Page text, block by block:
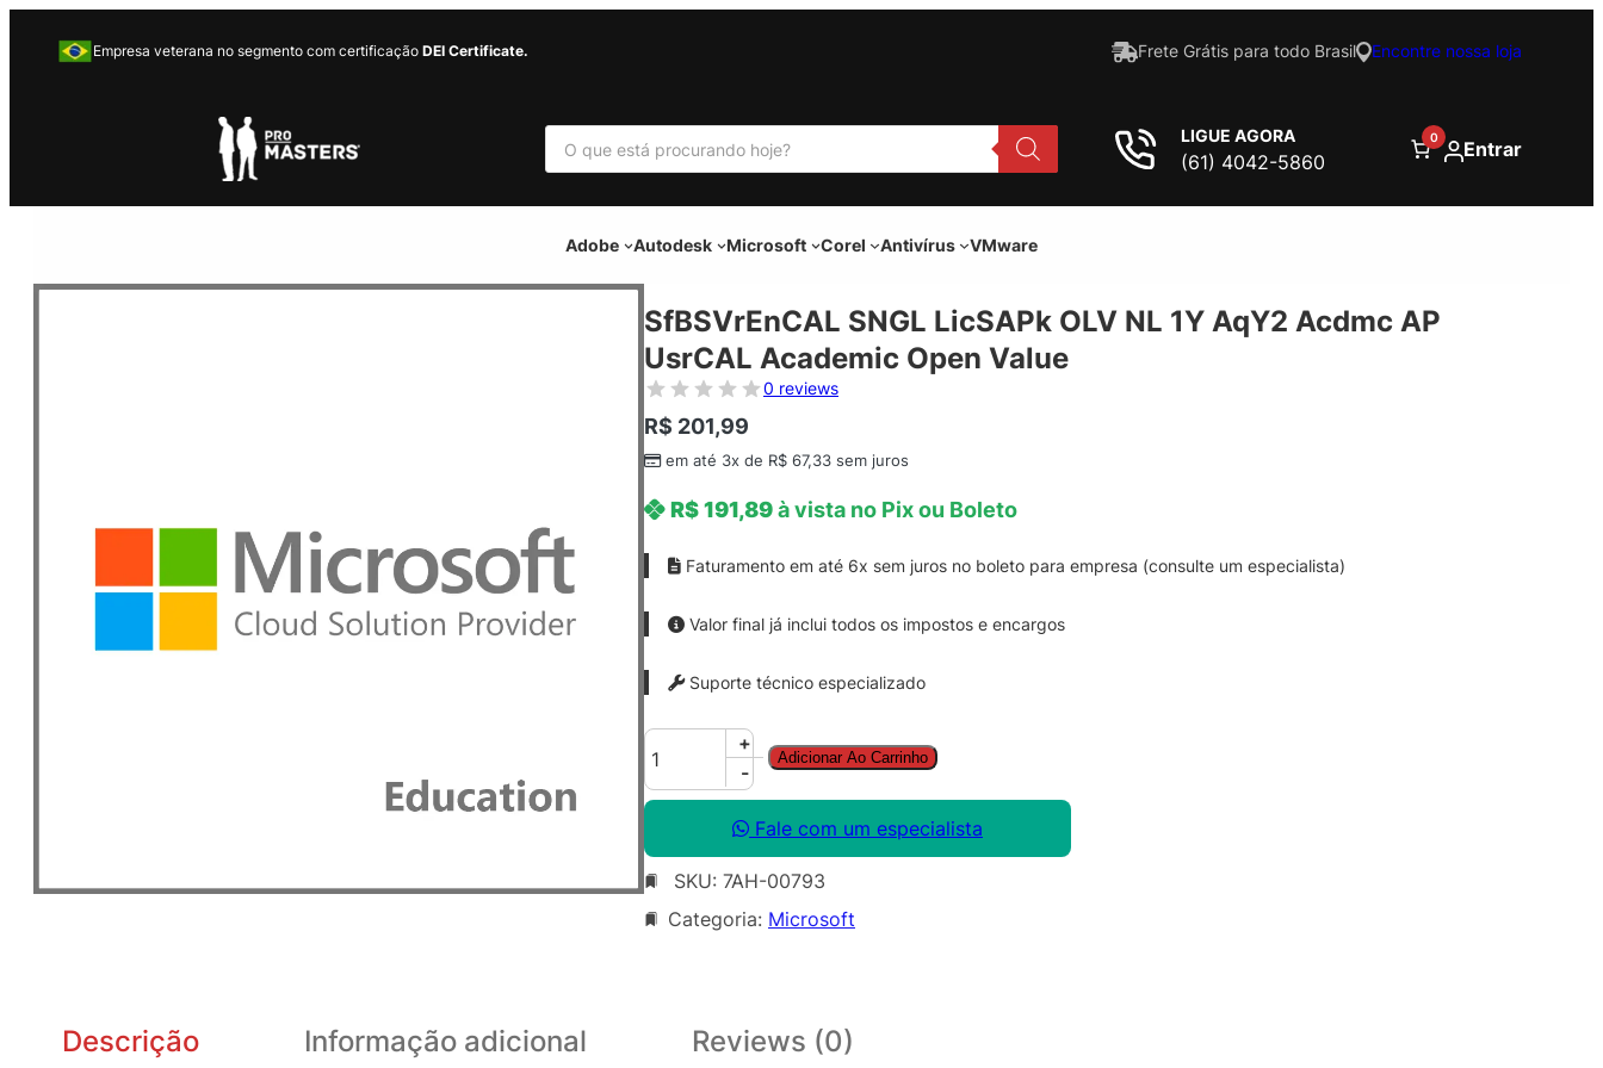
Empresa veterana no segmento com certificação DEI Certificate. Frete Grátis para todo Brasil Encontre nossa loja
P
s
u
r
LIGUE AGORA
(61) 4042-5860
0 Entrar
Adobe Autodesk Microsoft Corel Antivírus VMware
SfBSVrEnCAL SNGL LicSAPk OLV NL 1Y AqY2 Acdmc AP
UsrCAL Academic Open Value
0 reviews
R$ 201,99
em até 3x de R$ 67,33 sem juros
R$191,89à vista no Pix ou Boleto
Faturamento em até 6x sem juros no boleto para empresa (consulte um especialista)
Valor final já inclui todos os impostos e encargos
Suporte técnico especializado
S
B
V
r
E
+
-
Adicionar Ao Carrinho
Fale com um especialista
SKU: 7AH-00793
Categoria: Microsoft
Descrição Informação adicional Reviews (0)